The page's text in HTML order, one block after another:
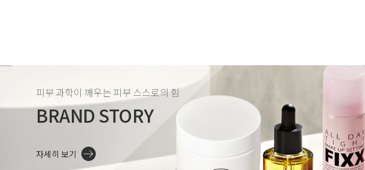
피부 과학이 깨우는 피부 스스로의 힘
BRAND STORY
자세히 보기